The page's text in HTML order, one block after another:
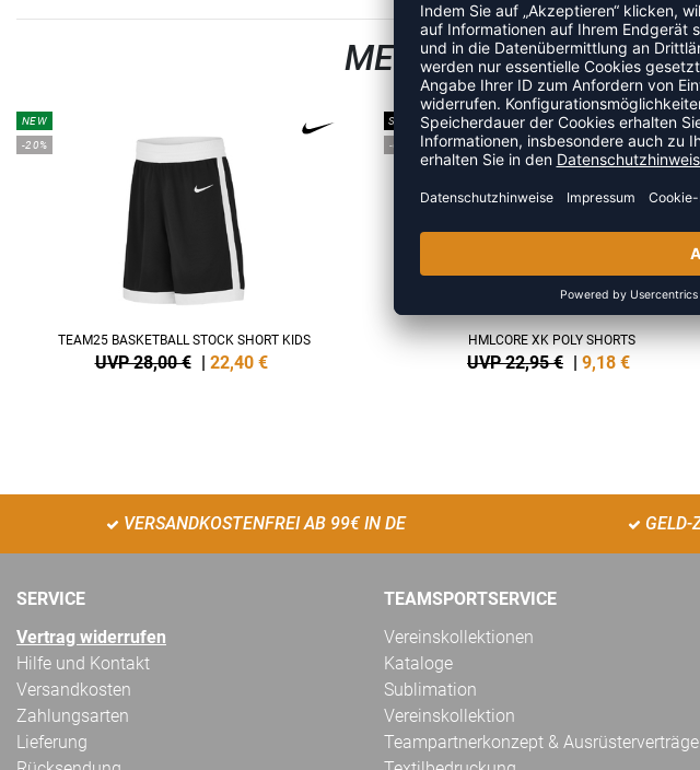
MEHR AUS DER
NEW
-20%
TEAM25 BASKETBALL STOCK SHORT KIDS
UVP 28,00 € | 22,40 €
SALE
-60%
HMLCORE XK POLY SHORTS
UVP 22,95 € | 9,18 €
VERSANDKOSTENFREI AB 99€ IN DE GELD-
SERVICE
Vertrag widerrufen
Hilfe und Kontakt
Versandkosten
Zahlungsarten
Lieferung
TEAMSPORTSERVICE
Vereinskollektionen
Kataloge
Sublimation
Vereinskollektion
Teampartnerkonzept & Ausrüsterverträge